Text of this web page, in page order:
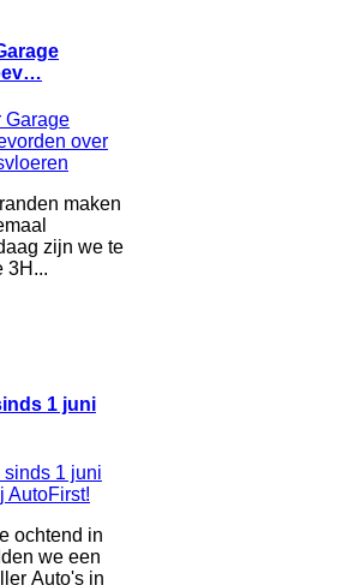
maken
zijn we te
3H...
1 juni
ochtend in
we een
Auto's in